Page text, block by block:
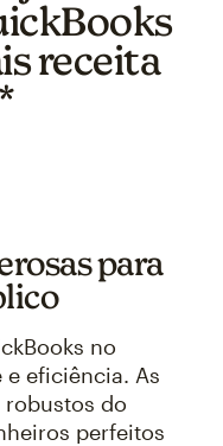
receita
para
no
eficiência. As
robustos do
perfeitos